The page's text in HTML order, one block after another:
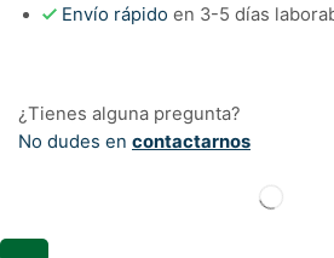
Envío rápido en 3-5 días
¿Tienes alguna pregunta?
No dudes en contactarnos